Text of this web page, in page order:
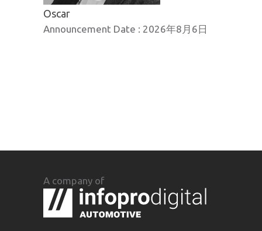
Oscar
Announcement Date : 2026年8月6日
A company of